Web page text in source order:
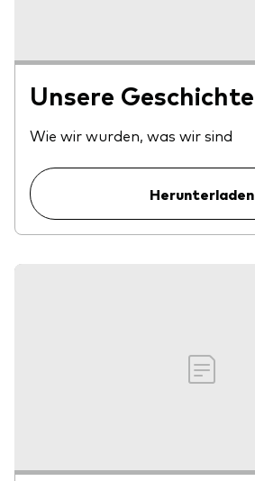
Unsere Geschichte
Wie wir wurden, was wir sind
Herunterladen